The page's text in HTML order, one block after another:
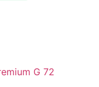
G 72